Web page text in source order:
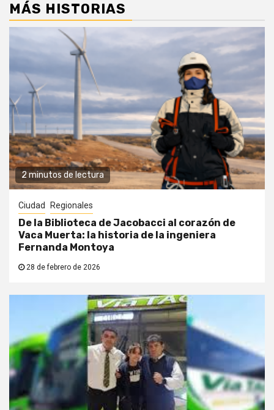
MÁS HISTORIAS
2 minutos de lectura
Ciudad Regionales
De la Biblioteca de Jacobacci al corazón de
Vaca Muerta: la historia de la ingeniera
Fernanda Montoya
28 de febrero de 2026